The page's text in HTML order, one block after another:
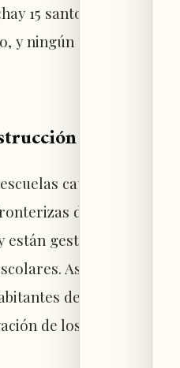
15 santos y beatos
y ningún otro país
en el sur
católicas
del sur del
gestionando la
Asimismo,
del sur del
de los trabajos de